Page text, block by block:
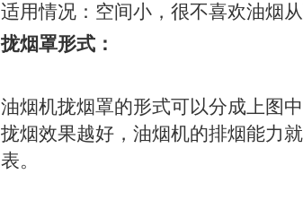
适用情况：空间小，很不喜欢油烟
拢烟罩形式：
油烟机拢烟罩的形式可以分成上图
拢烟效果越好，油烟机的排烟能力
表。